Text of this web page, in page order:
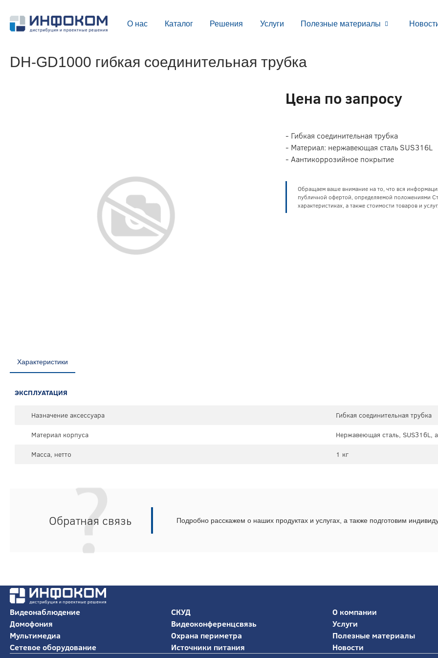
О нас Каталог Решения Услуги Полезные материалы
DH-GD1000 гибкая соединительная трубка
Цена по запросу
- Гибкая соединительная трубка
- Материал: нержавеющая сталь SUS316L
- Аантикоррозийное покрытие
Обращаем ваше внимание на то, что вся
публичной офертой, определяемой положениями
характеристиках, а также стоимости товаров и
Характеристики
ЭКСПЛУАТАЦИЯ
Назначение аксессуара
Гибкая соединительная трубка
Материал корпуса
Нержавеющая сталь, SUS316L,
Масса, нетто
1 кг
Обратная связь Подробно расскажем о наших продуктах и услугах, а также подготовим
Видеонаблюдение
Домофония
Мультимедиа
Сетевое оборудование
СКУД
Видеоконференцсвязь
Охрана периметра
Источники питания
О компании
Услуги
Полезные материалы
Новости